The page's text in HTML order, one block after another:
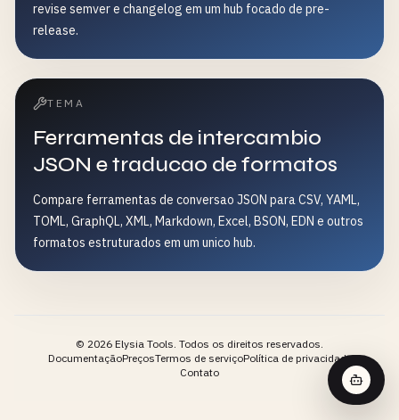
revise semver e changelog em um hub focado de pre-
release.
TEMA
Ferramentas de intercambio
JSON e traducao de formatos
Compare ferramentas de conversao JSON para CSV, YAML,
TOML, GraphQL, XML, Markdown, Excel, BSON, EDN e outros
formatos estruturados em um unico hub.
© 2026 Elysia Tools. Todos os direitos reservados.
DocumentaçãoPreçosTermos de serviçoPolítica de privacidade
Contato